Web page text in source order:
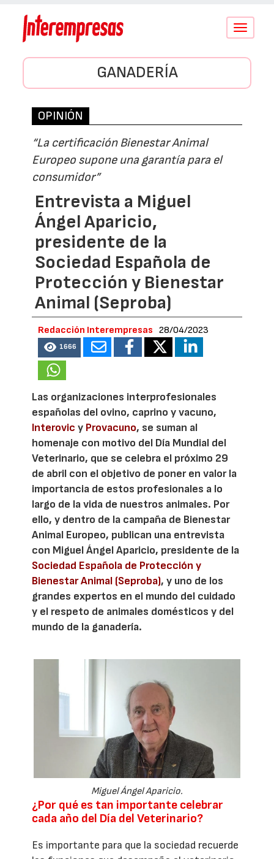
Conmutar
GANADERÍA
OPINIÓN
“La certificación Bienestar Animal
Europeo supone una garantía para el
consumidor”
Entrevista a Miguel
Ángel Aparicio,
presidente de la
Sociedad Española de
Protección y Bienestar
Animal (Seproba)
Redacción Interempresas 28/04/2023
1666
Las organizaciones interprofesionales
españolas del ovino, caprino y vacuno,
Interovic y Provacuno, se suman al
homenaje con motivo del Día Mundial del
Veterinario, que se celebra el próximo 29
de abril con el objetivo de poner en valor la
importancia de estos profesionales a lo
largo de la vida de nuestros animales. Por
ello, y dentro de la campaña de Bienestar
Animal Europeo, publican una entrevista
con Miguel Ángel Aparicio, presidente de la
Sociedad Española de Protección y
Bienestar Animal (Seproba), y uno de los
grandes expertos en el mundo del cuidado
y el respeto de animales domésticos y del
mundo de la ganadería.
Miguel Ángel Aparicio.
¿Por qué es tan importante celebrar
cada año del Día del Veterinario?
Es importante para que la sociedad recuerde